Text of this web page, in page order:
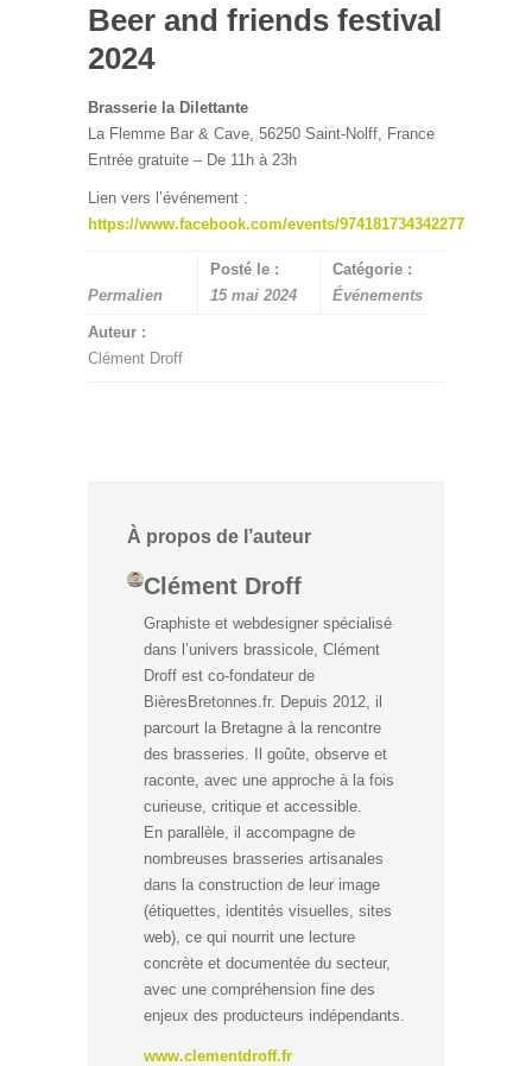
Beer and friends festival
2024
Brasserie la Dilettante
La Flemme Bar & Cave, 56250 Saint-Nolff, France
Entrée gratuite – De 11h à 23h
Lien vers l’événement :
https://www.facebook.com/events/974181734342277
Permalien
Posté le :
15 mai 2024
Catégorie :
Événements
Auteur :
Clément Droff
À propos de l’auteur
Clément Droff
Graphiste et webdesigner spécialisé
dans l’univers brassicole, Clément
Droff est co-fondateur de
BièresBretonnes.fr. Depuis 2012, il
parcourt la Bretagne à la rencontre
des brasseries. Il goûte, observe et
raconte, avec une approche à la fois
curieuse, critique et accessible.
En parallèle, il accompagne de
nombreuses brasseries artisanales
dans la construction de leur image
(étiquettes, identités visuelles, sites
web), ce qui nourrit une lecture
concrète et documentée du secteur,
avec une compréhension fine des
enjeux des producteurs indépendants.
www.clementdroff.fr